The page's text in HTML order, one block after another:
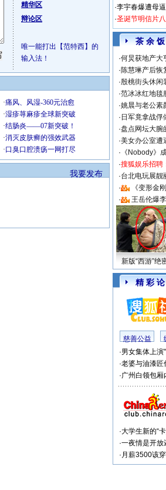
精华区
辩论区
唯一能打出【范特西】的
输入法！
我要发布
·李宇春爆遭母
·圣诞节明信片
茶 余
·何炅获地产大
·陈慧琳产后恢
·殷桃街头休闲
·范冰冰红地毯
·姚晨与老公素
· 日军竟拿战俘
·盘点网坛大腕
·美女办公室遭
· 《Nobody》
·搜狐娱乐招聘
·台北电玩展靓
·
《变形金
·
王岳伦爆
新版“西游”绝
精 彩
慈善公益
·男女集体上演
·老婆与油漆匠
·广州白领包厢
·大学生新的“
·一夜情是开放
· 月薪3500该